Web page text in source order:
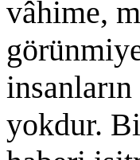
vâhime,
yokdur.